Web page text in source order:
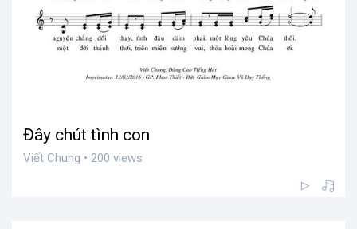
Đây chút tình con
Viết Chung • 200 views